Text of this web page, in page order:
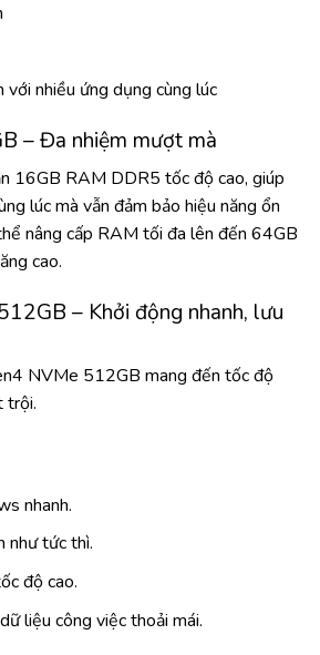
với nhiều ứng dụng cùng lúc
– Đa nhiệm mượt mà
16GB RAM DDR5 tốc độ cao, giúp
lúc mà vẫn đảm bảo hiệu năng ổn
nâng cấp RAM tối đa lên đến 64GB
cao.
– Khởi động nhanh, lưu
NVMe 512GB mang đến tốc độ
trội.
nhanh.
như tức thì.
độ cao.
liệu công việc thoải mái.